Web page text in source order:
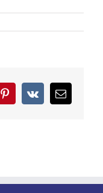
Pinterest
Vk Email